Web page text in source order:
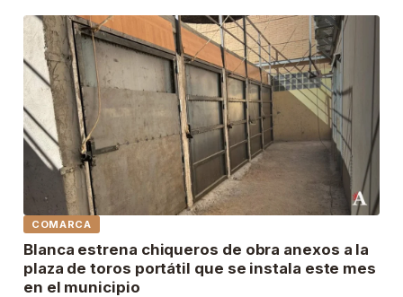
COMARCA
Blanca estrena chiqueros de obra anexos a la
plaza de toros portátil que se instala este mes
en el municipio